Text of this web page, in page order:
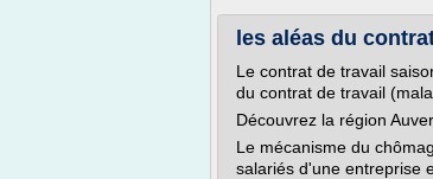
les aléas du
Le contrat de travail
du contrat de travail
Découvrez la région
Le mécanisme du
salariés d'une entreprise